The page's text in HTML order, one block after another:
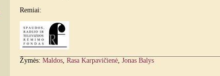
Remiai:
Žymės: Maldos, Rasa Karpavičienė, Jonas Balys